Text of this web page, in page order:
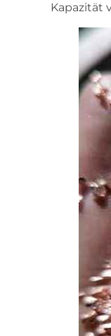
Kapazität